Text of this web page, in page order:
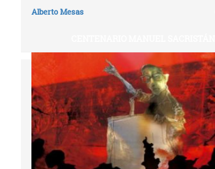
Alberto Mesas